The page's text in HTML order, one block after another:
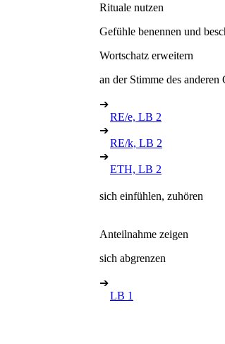
Rituale nutzen
Gefühle benennen und
Wortschatz erweitern
an der Stimme des
➔
RE/e, LB 2
➔
RE/k, LB 2
➔
ETH, LB 2
sich einfühlen, zuhören
Anteilnahme zeigen
sich abgrenzen
➔
LB 1